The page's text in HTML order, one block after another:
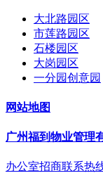
大北路园区
市莲路园区
石楼园区
大岗园区
一分园创意园
网站地图
广州福到物业管理
办公室招商联系热